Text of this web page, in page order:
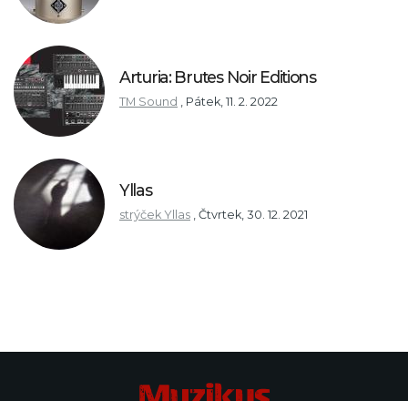
Arturia: Brutes Noir Editions
TM Sound Pátek, 11. 2. 2022
Yllas
strýček Yllas Čtvrtek, 30. 12. 2021